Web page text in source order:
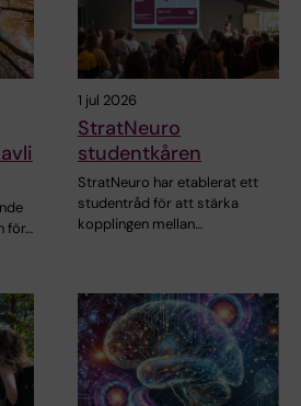
för…
1 jul 2026
StratNeuro
studentkåren
StratNeuro har etablerat ett
studentråd för att stärka
kopplingen mellan…